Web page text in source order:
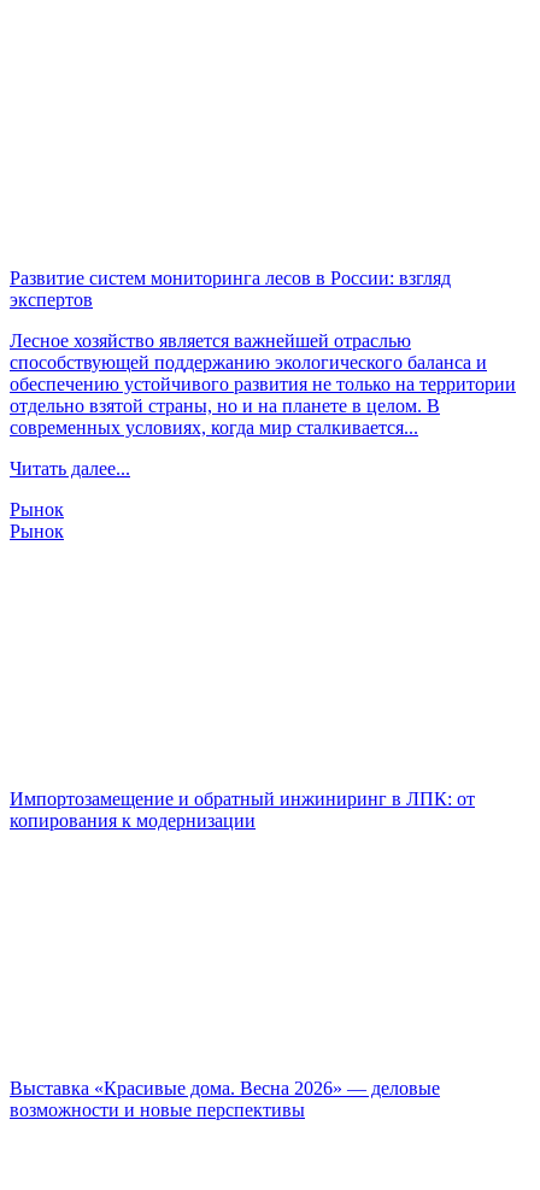
Развитие систем мониторинга лесов в России: взгляд
экспертов
Лесное хозяйство является важнейшей отраслью
способствующей поддержанию экологического баланса и
обеспечению устойчивого развития не только на территории
отдельно взятой страны, но и на планете в целом. В
современных условиях, когда мир сталкивается...
Читать далее...
Рынок
Рынок
Импортозамещение и обратный инжиниринг в ЛПК: от
копирования к модернизации
Выставка «Красивые дома. Весна 2026» — деловые
возможности и новые перспективы